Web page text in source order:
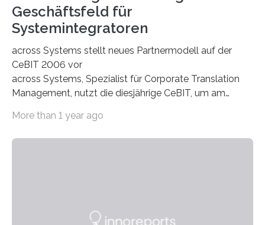
Geschäftsfeld für
Systemintegratoren
across Systems stellt neues Partnermodell auf der
CeBIT 2006 vor
across Systems, Spezialist für Corporate Translation
Management, nutzt die diesjährige CeBIT, um am
vorzustellen. Das Modell zielt insbesondere auf
More than 1 year ago